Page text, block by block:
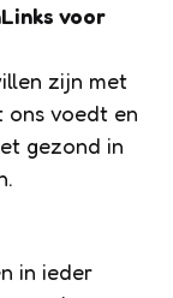
voor
zijn met
ons voedt en
gezond in
in ieder